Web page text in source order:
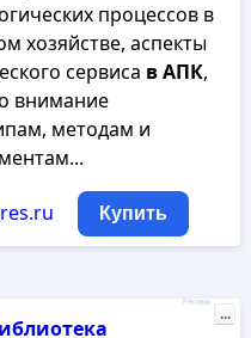
процессов в
хозяйстве, аспекты
сервиса вАПК,
внимание
методам и
Купить
Реклама
...